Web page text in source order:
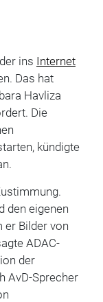
ins Internet
Das hat
Havliza
Die
kündigte
den eigenen
er Bilder von
ADAC-
der
AvD-Sprecher